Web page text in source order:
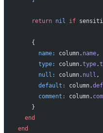
    return
nil if
    {
      name:
column. name,
      type:
column.type.
      null:
column. null ,
      default:
column.
      comment:
column.
    }
  end
end